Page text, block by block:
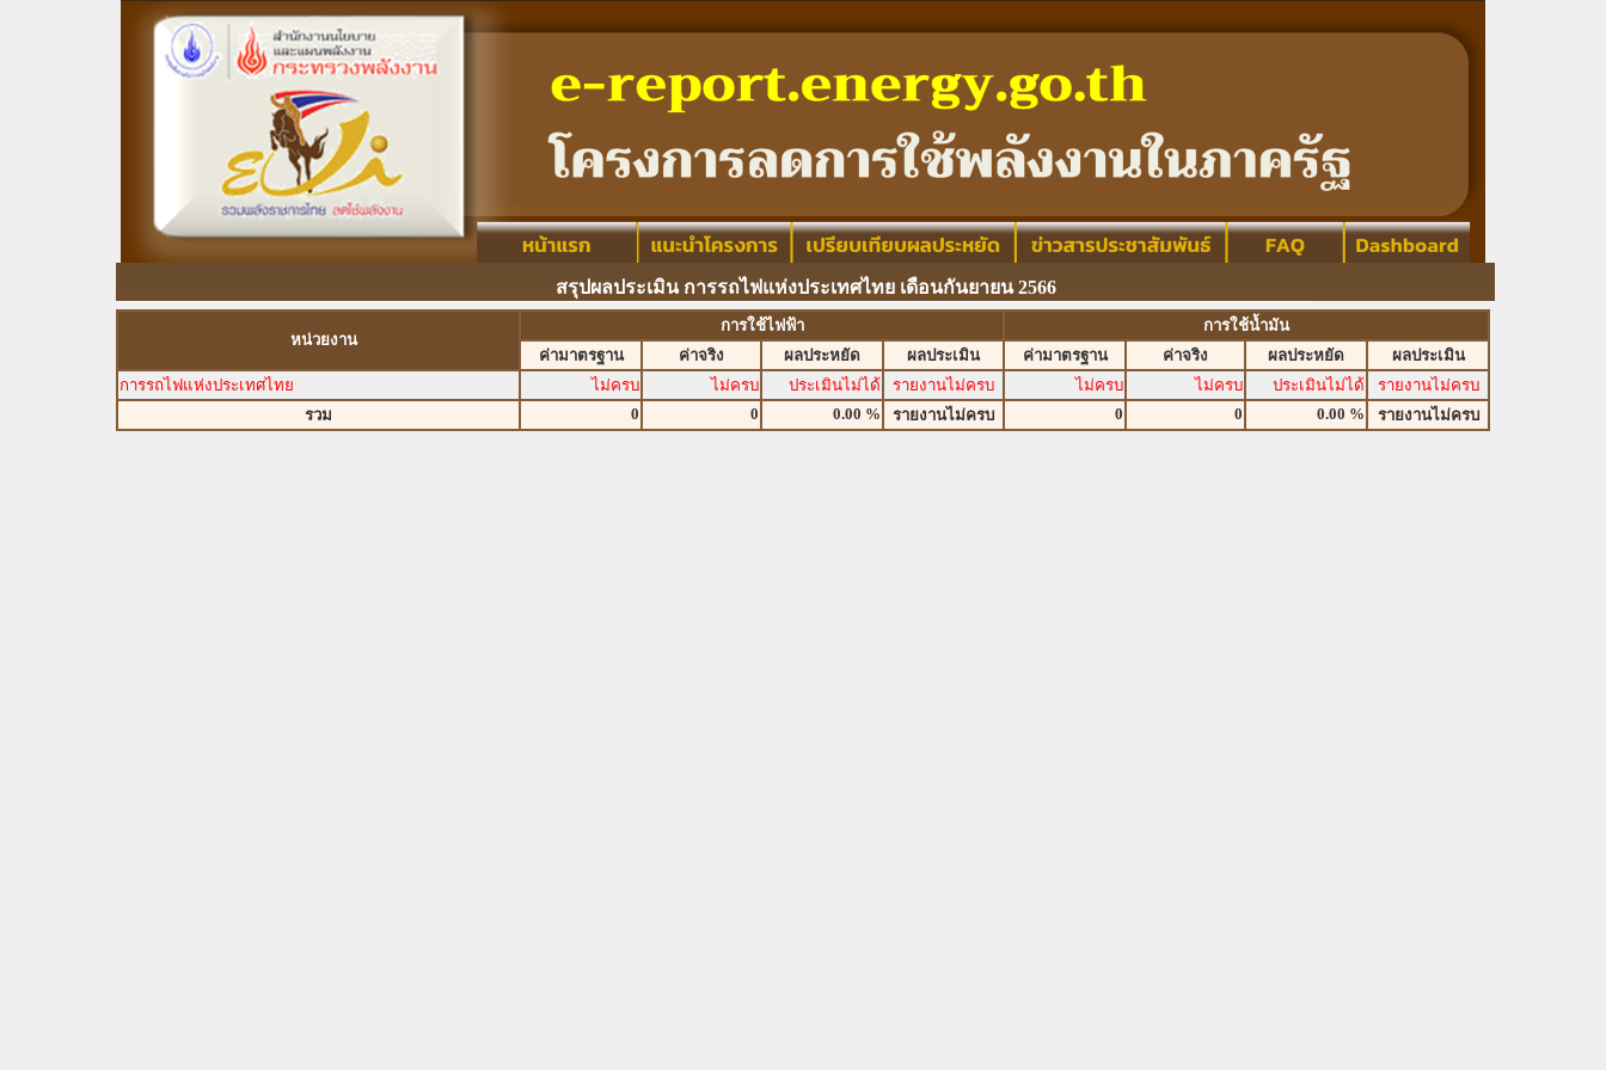
สรุปผลประเมิน การรถไฟแห่งประเทศไทย เดือนกันยายน 2566
หน่วยงาน
การใช้ไฟฟ้า
การใช้น้ำมัน
ค่ามาตรฐาน
ค่าจริง ผลประหยัด ผลประเมิน ค่ามาตรฐาน ค่าจริง ผลประหยัด
ผลประเมิน
การรถไฟแห่งประเทศไทย
ไม่ครบ ไม่ครบ ประเมินไม่ได้ รายงานไม่ครบ ไม่ครบ ไม่ครบ ประเมินไม่ได้
รายงานไม่ครบ
รวม
0 0 0.00 % รายงานไม่ครบ 0 0 0.00 % รายงานไม่ครบ